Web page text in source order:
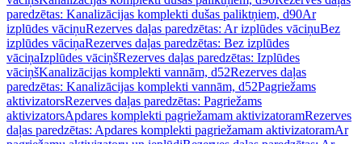
paredzētas: Kanalizācijas komplekti dušas paliktņiem, d90Ar
izplūdes vāciņuRezerves daļas paredzētas: Ar izplūdes vāciņuBez
izplūdes vāciņaRezerves daļas paredzētas: Bez izplūdes
vāciņaIzplūdes vāciņšRezerves daļas paredzētas: Izplūdes
vāciņšKanalizācijas komplekti vannām, d52Rezerves daļas
paredzētas: Kanalizācijas komplekti vannām, d52Pagriežams
aktivizatorsRezerves daļas paredzētas: Pagriežams
aktivizatorsApdares komplekti pagriežamam aktivizatoramRezerves
daļas paredzētas: Apdares komplekti pagriežamam aktivizatoramAr